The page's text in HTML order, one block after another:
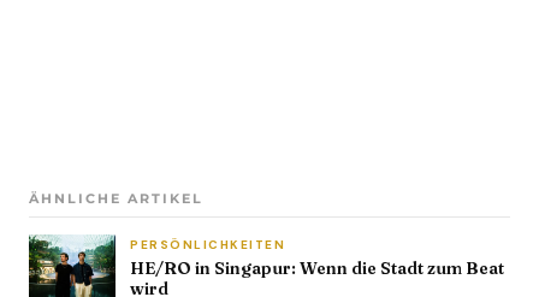
ÄHNLICHE ARTIKEL
PERSÖNLICHKEITEN
HE/RO in Singapur: Wenn die Stadt zum Beat
wird